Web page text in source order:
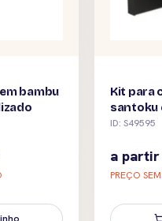
bambu
Kit para
santoku
ID: S49595
a
PREÇO